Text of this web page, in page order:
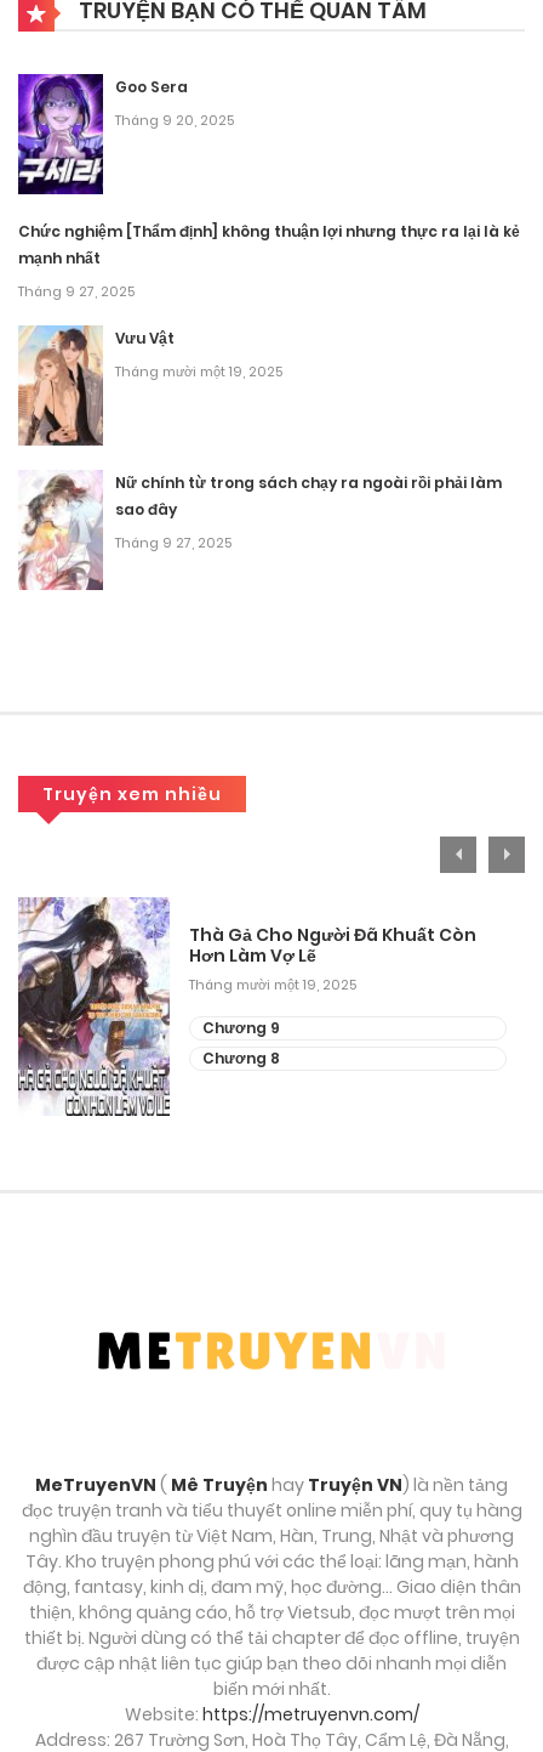
Tháng 10 2, 2025
Chương 336
Tháng 10 2, 2025
Chương 335
Chương 334
Chương 333
Tháng 10 2, 2025
Chương 332
Tháng 10 2, 2025
Chương 331
Tháng 10 2, 2025
Tháng 10 2, 2025
Chương 327
Tháng 10 2, 2025
Chương 326
Tháng 10 2, 2025
Chương 323
Tháng 10 2, 2025
Chương 321
Tháng 10 2, 2025
Chương 320
Tháng 10 2, 2025
TRUYỆN BẠN CÓ THỂ QUAN TÂM
Goo Sera
Tháng 9 20, 2025
Chức nghiệm [Thẩm định] không thuận lợi nhưng thực ra lại là kẻ
mạnh nhất
Tháng 9 27, 2025
Vưu Vật
Tháng mười một 19, 2025
Nữ chính từ trong sách chạy ra ngoài rồi phải làm
sao đây
Tháng 9 27, 2025
Truyện xem nhiều
Thà Gả Cho Người Đã Khuất Còn
Hơn Làm Vợ Lẽ
Tháng mười một 19, 2025
Chương 9
Chương 8
MeTruyenVN ( Mê Truyện hay Truyện VN) là nền tảng
đọc truyện tranh và tiểu thuyết online miễn phí, quy tụ hàng
nghìn đầu truyện từ Việt Nam, Hàn, Trung, Nhật và phương
Tây. Kho truyện phong phú với các thể loại: lãng mạn, hành
động, fantasy, kinh dị, đam mỹ, học đường… Giao diện thân
thiện, không quảng cáo, hỗ trợ Vietsub, đọc mượt trên mọi
thiết bị. Người dùng có thể tải chapter để đọc offline, truyện
được cập nhật liên tục giúp bạn theo dõi nhanh mọi diễn
biến mới nhất.
Website: https://metruyenvn.com/
Address: 267 Trường Sơn, Hoà Thọ Tây, Cẩm Lệ, Đà Nẵng,